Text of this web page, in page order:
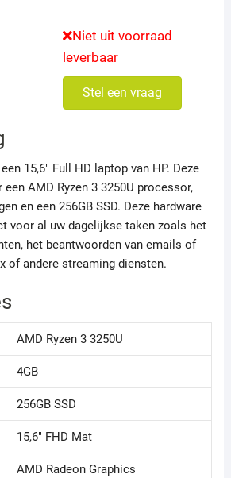
Niet uit voorraad
leverbaar
Stel een vraag
15,6″ Full HD laptop van HP. Deze
AMD Ryzen 3 3250U processor,
en een 256GB SSD. Deze hardware
voor al uw dagelijkse taken zoals het
het beantwoorden van emails of
of andere streaming diensten.
AMD Ryzen 3 3250U
4GB
256GB SSD
15,6" FHD Mat
AMD Radeon Graphics